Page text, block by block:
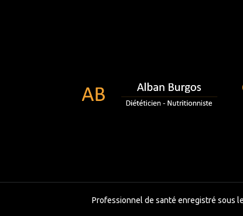
Professionnel de santé enregistré sous